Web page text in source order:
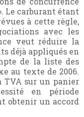
Le carburant étant
à cette règle,
avec les
veut réduire la
déjà appliqués en
de la liste des
au texte de 2006.
TVA sur un panier
en période
obtenir un accord